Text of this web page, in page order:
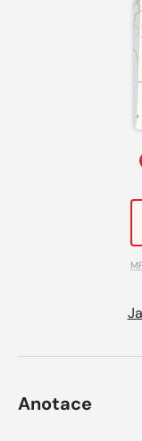
Anotace